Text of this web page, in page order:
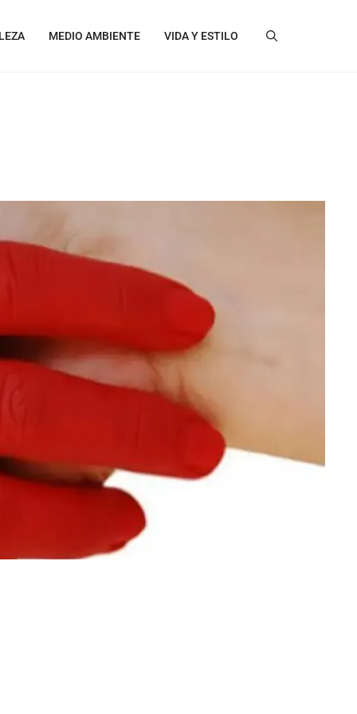
MEDIO AMBIENTE VIDA Y ESTILO